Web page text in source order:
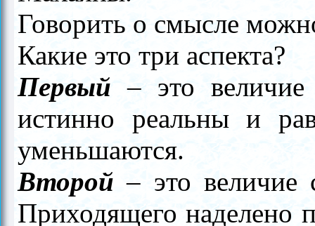
Говорить о смысле
Какие это три аспекта?
Первый – это
истинно реальны и
уменьшаются.
Второй – это
Приходящего наделено